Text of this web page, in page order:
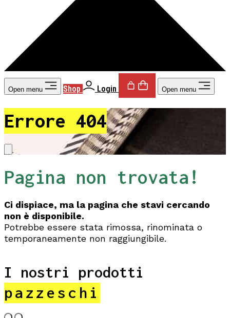
Open menu Shop Login Open menu
Errore 404
Pagina non trovata!
Ci dispiace, ma la pagina che stavi cercando
non è disponibile.
Potrebbe essere stata rimossa, rinominata o
temporaneamente non raggiungibile.
I nostri prodotti
pazzeschi